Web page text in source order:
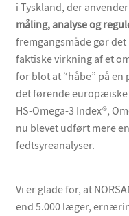
i Tyskland, der
måling, analyse og
fremgangsmåde gør
faktiske virkning af et
for blot at “håbe” på
det førende
HS-Omega-3 Index®,
nu blevet udført mere
fedtsyreanalyser.
Vi er glade for, at
end 5.000 læger,